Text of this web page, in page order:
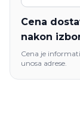
Cena
nakon
Cena je
unosa adrese.